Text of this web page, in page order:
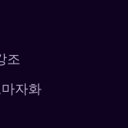
조
자화